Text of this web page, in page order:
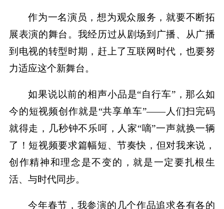
作为一名演员，想为观众服务，就要不断拓
展表演的舞台。我经历过从剧场到广播、从广播
到电视的转型时期，赶上了互联网时代，也要努
力适应这个新舞台。
如果说以前的相声小品是“自行车”，那么如
今的短视频创作就是“共享单车”——人们扫完码
就得走，几秒钟不乐呵，人家“嘀”一声就换一辆
了！短视频要求篇幅短、节奏快，但对我来说，
创作精神和理念是不变的，就是一定要扎根生
活、与时代同步。
今年春节，我参演的几个作品追求各有各的